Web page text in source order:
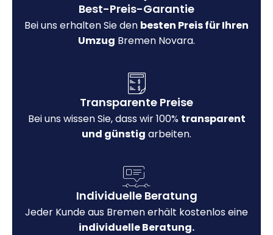
Best-Preis-Garantie
Bei uns erhalten Sie den besten Preis für Ihren
Umzug Bremen Novara.
Transparente Preise
Bei uns wissen Sie, dass wir 100% transparent
und günstig arbeiten.
Individuelle Beratung
Jeder Kunde aus Bremen erhält kostenlos eine
individuelle Beratung.